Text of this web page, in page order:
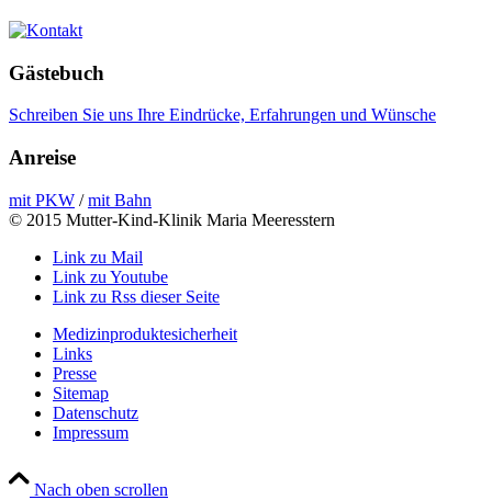
Gästebuch
Schreiben Sie uns Ihre Eindrücke, Erfahrungen und Wünsche
Anreise
mit PKW /mit Bahn
© 2015 Mutter-Kind-Klinik Maria Meeresstern
Link zu Mail
Link zu Youtube
Link zu Rss dieser Seite
Medizinproduktesicherheit
Links
Presse
Sitemap
Datenschutz
Impressum
Nach oben scrollen